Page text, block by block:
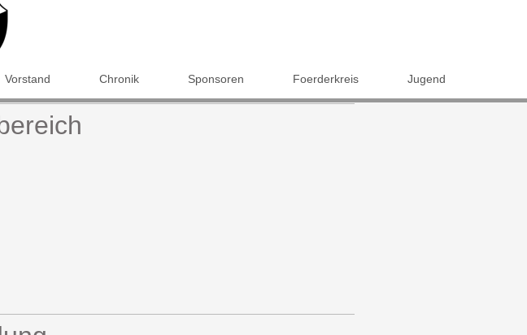
Vorstand Chronik Sponsoren Foerderkreis Jugend